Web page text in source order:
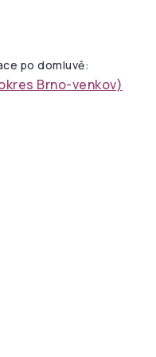
po domluvě:
Brno-venkov)